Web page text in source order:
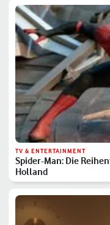
TV & ENTERTAINMENT
Spider-Man: Die
Holland